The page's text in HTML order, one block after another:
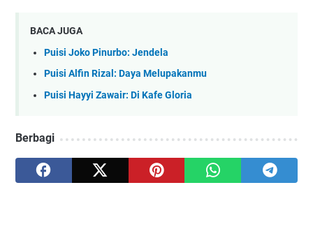
BACA JUGA
Puisi Joko Pinurbo: Jendela
Puisi Alfin Rizal: Daya Melupakanmu
Puisi Hayyi Zawair: Di Kafe Gloria
Berbagi